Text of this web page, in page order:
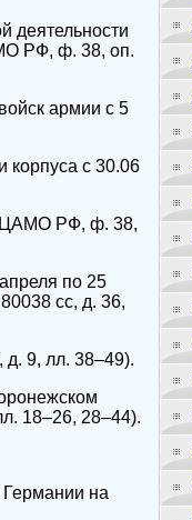
деятельности
РФ, ф. 38, оп.
армии с 5
корпуса с 30.06
(ЦАМО РФ, ф. 38,
по 25
сс, д. 36,
9, лл. 38–49).
18–26, 28–44).
на